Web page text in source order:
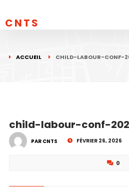
CNTS
ACCUEIL CHILD-LABOUR-CONF-
child-labour-conf-
PAR CNTS FÉVRIER 26, 2026
0